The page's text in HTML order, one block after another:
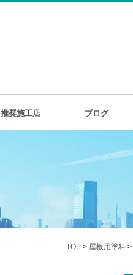
推奨施工店 ブログ
TOP > 屋根用塗料 >